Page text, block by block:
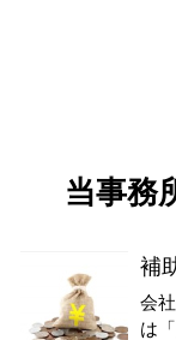
当事務
補
会
は